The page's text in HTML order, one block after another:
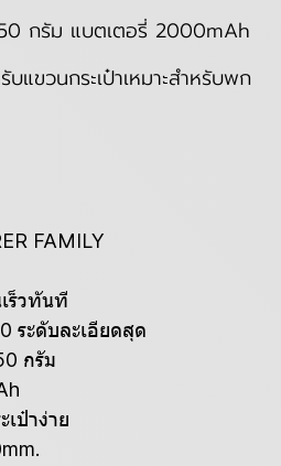
กรัม แบตเตอรี่ 2000mAh
แขวนกระเป๋าเหมาะสำหรับพก
FAMILY
ร็วทันที
ระดับละเอียดสุด
กรัม
ป๋าง่าย